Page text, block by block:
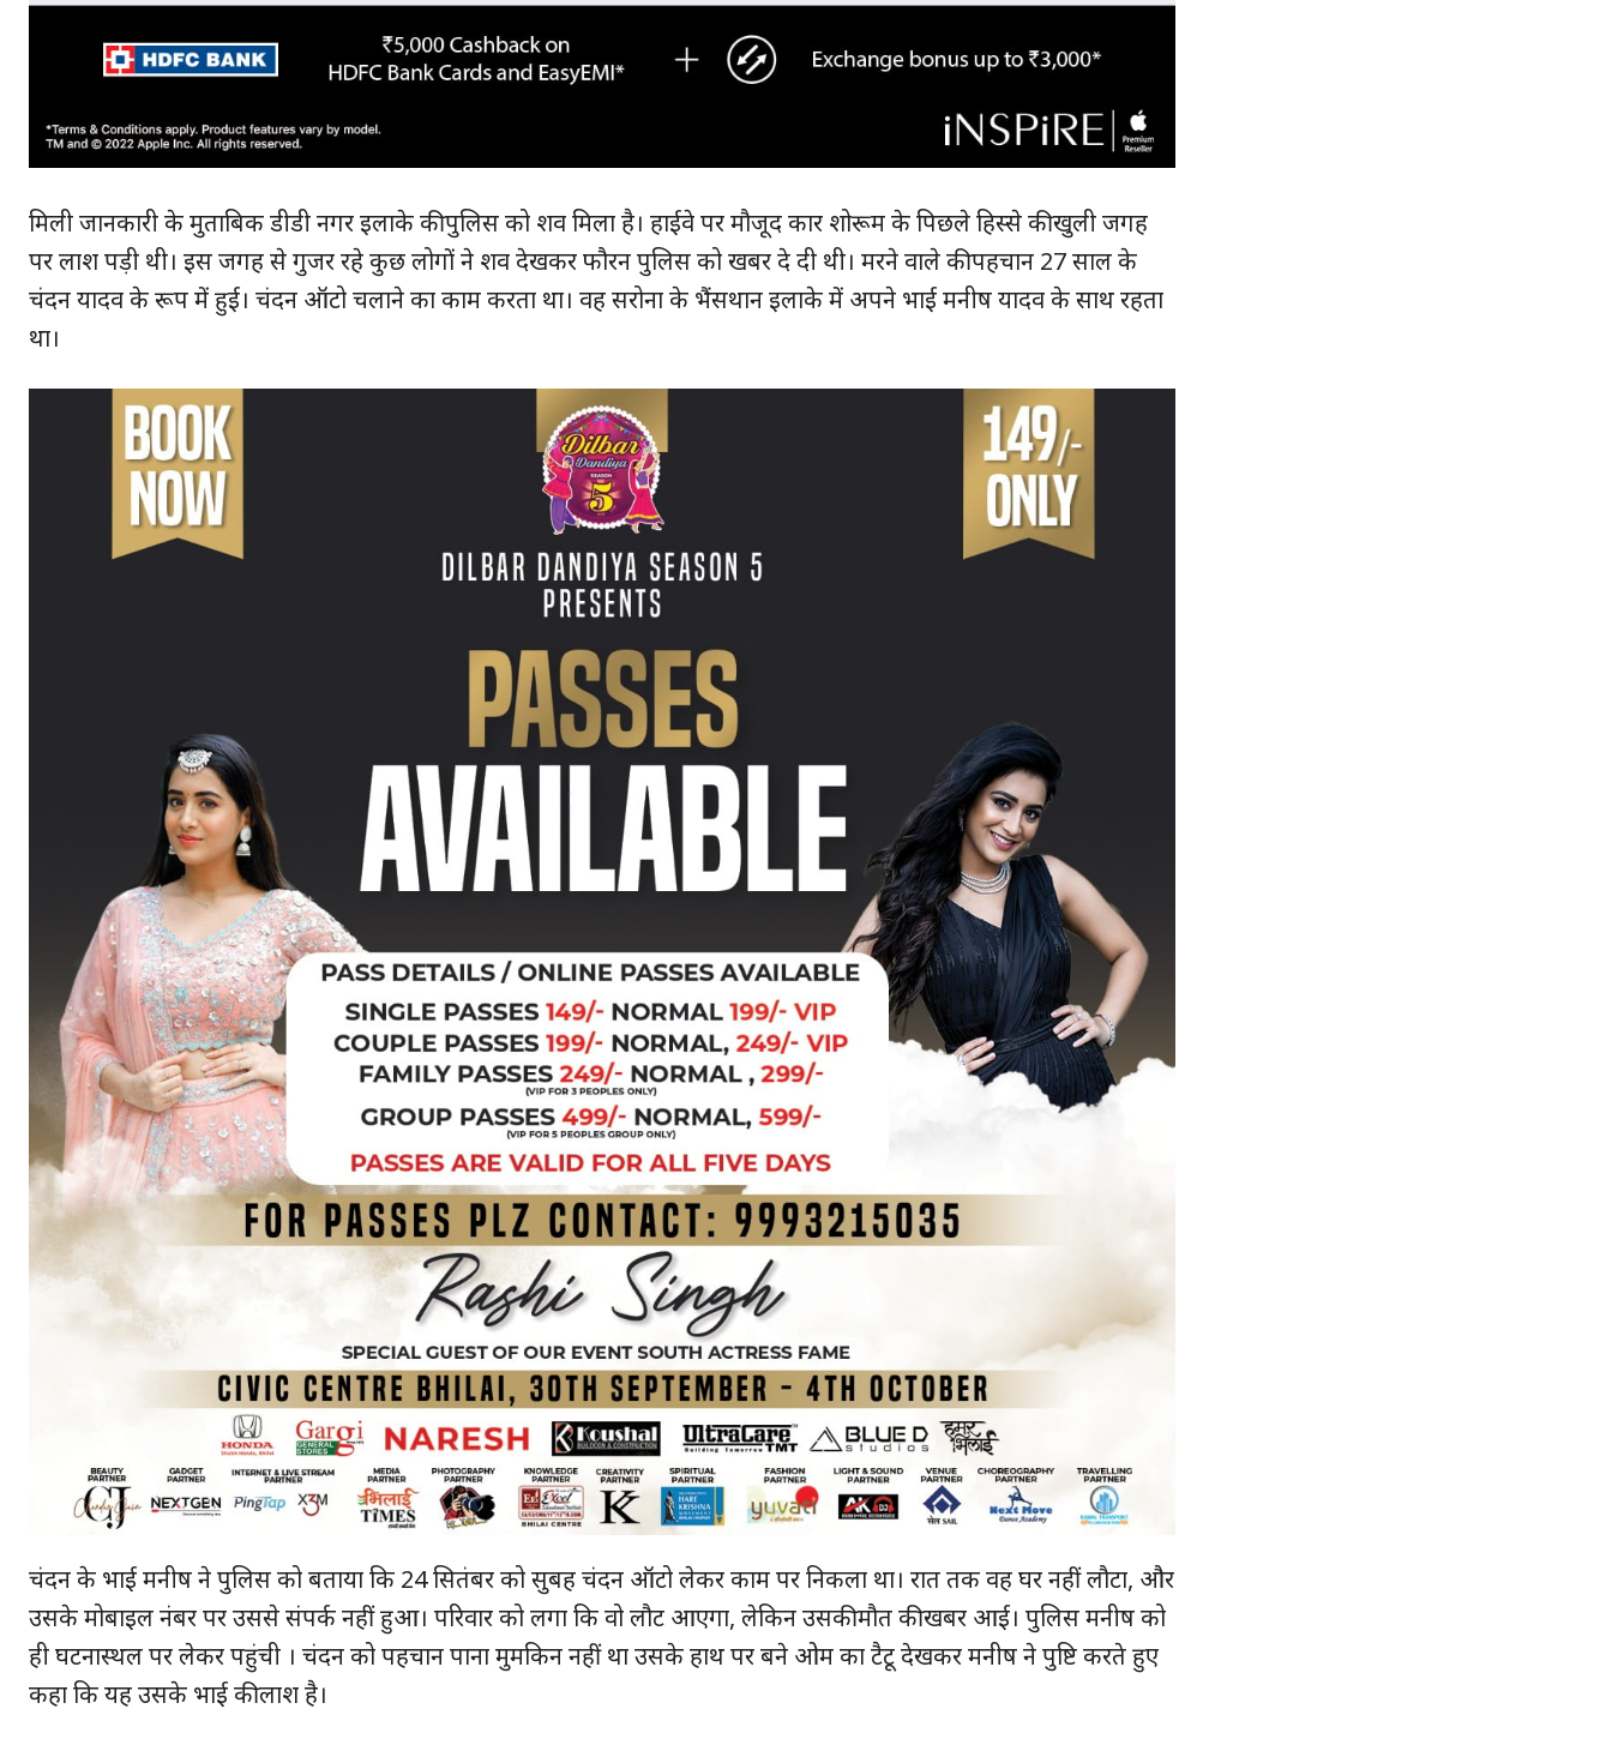
SUBSCRIBE NOW
क्विक लिंक्स
मिली जानकारी के मुताबिक डीडी नगर इलाके की पुलिस को शव मिला है। हाईवे पर मौजूद कार शोरूम के पिछले हिस्से की खुली जगह
पर लाश पड़ी थी। इस जगह से गुजर रहे कुछ लोगों ने शव देखकर फौरन पुलिस को खबर दे दी थी। मरने वाले की पहचान 27 साल के
चंदन यादव के रूप में हुई। चंदन ऑटो चलाने का काम करता था। वह सरोना के भैंसथान इलाके में अपने भाई मनीष यादव के साथ रहता
था।
चंदन के भाई मनीष ने पुलिस को बताया कि 24 सितंबर को सुबह चंदन ऑटो लेकर काम पर निकला था। रात तक वह घर नहीं लौटा, और
उसके मोबाइल नंबर पर उससे संपर्क नहीं हुआ। परिवार को लगा कि वो लौट आएगा, लेकिन उसकी मौत की खबर आई। पुलिस मनीष को
ही घटनास्थल पर लेकर पहुंची । चंदन को पहचान पाना मुमकिन नहीं था उसके हाथ पर बने ओम का टैटू देखकर मनीष ने पुष्टि करते हुए
कहा कि यह उसके भाई की लाश है।